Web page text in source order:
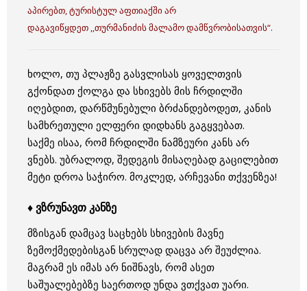
აპირებთ, ტურისტულ აფთიაქში არ
დაგავიწყდეთ ,,თურმანიძის მალამო დამწვრობისათვის“.
ხოლო, თუ პლაჟზე გასვლისას ყოველთვის
გქონდათ ქოლგა და სხივებს მის ჩრდილში
იღებდით, დარწმუნებული ბრძანდებოდეთ, კანის
სამხრეთული ელფერი დიდხანს გაგყვებათ.
საქმე ისაა, რომ ჩრდილში ნამზეური კანს არ
ვნებს. უბრალოდ, შედეგის მისაღებად გაცილებით
მეტი დროა საჭირო. მოკლედ, არჩევანი თქვენზეა!
♦ ვზრუნავთ კანზე
მზისგან დამცავ საცხებს სხივების მავნე
ზემოქმედებისგან სრულად დაცვა არ შეუძლია.
მაგრამ ეს იმას არ ნიშნავს, რომ ასეთ
საშუალებებზე საერთოდ უნდა ვთქვათ უარი.